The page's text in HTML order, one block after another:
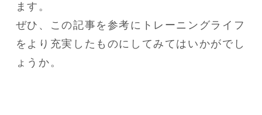
ます。
ぜひ、この記事を参考にトレーニングライフ
をより充実したものにしてみてはいかがでし
ょうか。